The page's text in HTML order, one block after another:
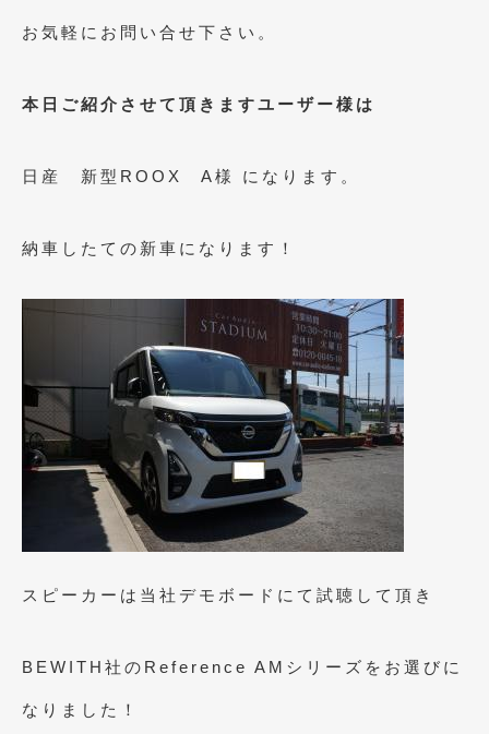
2022年12月(1)
2022年8月 (1)
2021年12月 (2)
2021年8月(2)
2021年7月(7)
2021年4月(1)
2021年3月 (1)
2021年1月
2020年11月 (2)
お気軽にお問い合せ下さい。
本日ご紹介させて頂きますユーザー様は
日産 新型ROOX A様 になります。
納車したての新車になります！
スピーカーは当社デモボードにて試聴して頂き
BEWITH社のReference AMシリーズをお選びに
なりました！